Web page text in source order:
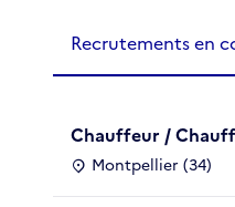
Recrutements en
Chauffeur /
Montpellier (34)